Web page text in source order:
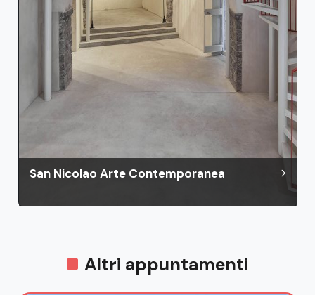
San Nicolao Arte Contemporanea
Altri appuntamenti